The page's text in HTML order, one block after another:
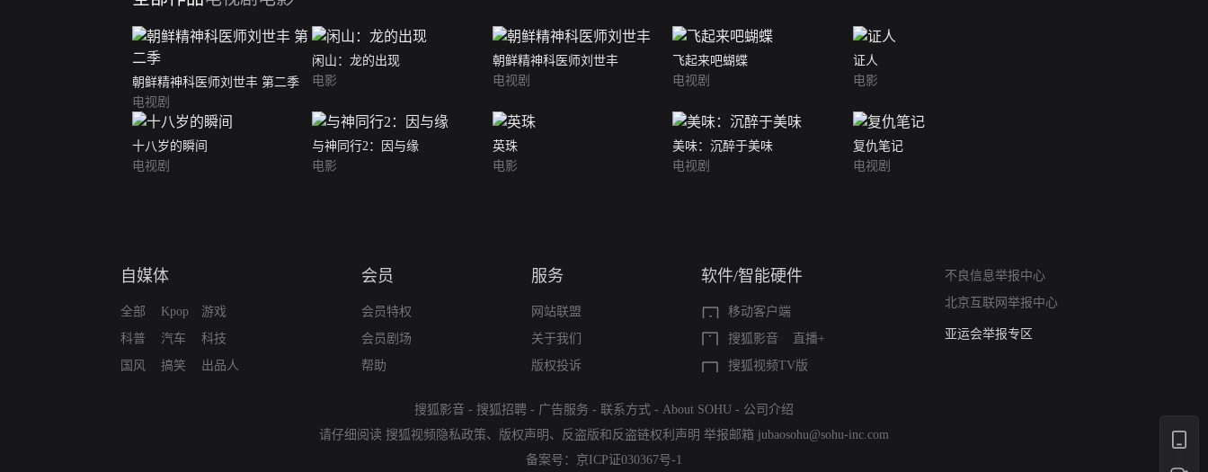
朝鲜精神科医师刘世丰 第二季
电视剧
闲山：龙的出现
电影
朝鲜精神科医师刘世丰
电视剧
飞起来吧蝴蝶
电视剧
证人
电影
十八岁的瞬间
电视剧
与神同行2：因与缘
电影
英珠
电影
美味：沉醉于美味
电视剧
复仇笔记
电视剧
自媒体
全部
科普
国风
Kpop
汽车
搞笑
游戏
科技
出品人
会员
会员特权
会员剧场
帮助
服务
网站联盟
关于我们
版权投诉
软件/智能硬件
移动客户端
搜狐影音
直播+
搜狐视频TV版
不良信息举报中心
北京互联网举报中心
算法推荐专项举报
亚运会举报专区
搜狐影音 - 搜狐招聘 - 广告服务 - 联系方式 - About SOHU - 公司介绍
请仔细阅读 搜狐视频隐私政策、 版权声明 、 反盗版和反盗链权利声明 举报邮箱 jubaosohu@sohu-inc.com
备案号： 京ICP证030367号-1